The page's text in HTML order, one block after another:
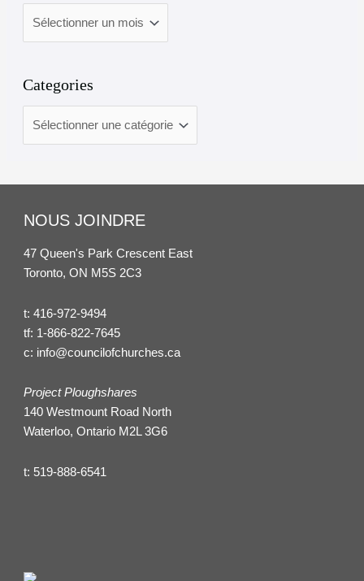
Categories
NOUS JOINDRE
47 Queen's Park Crescent East
Toronto, ON M5S 2C3
t:416-972-9494
tf: 1-866-822-7645
c: info@councilofchurches.ca
Project Ploughshares
140 Westmount Road North
Waterloo, Ontario M2L 3G6
t: 519-888-6541